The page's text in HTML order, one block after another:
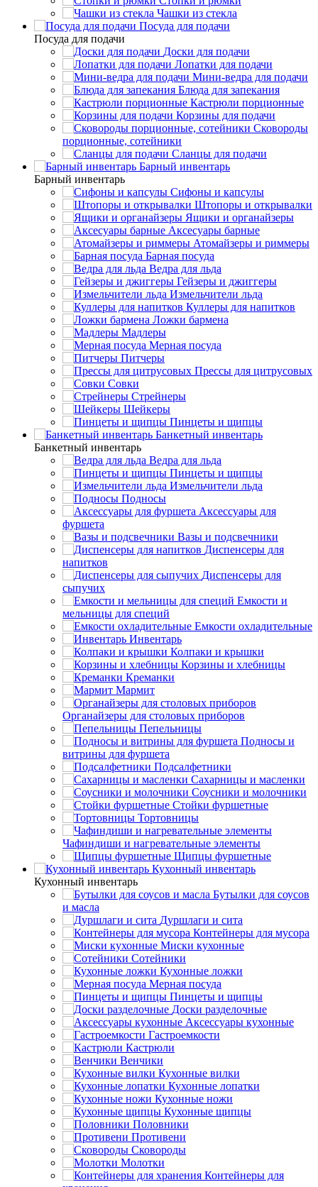
Чашки из стекла
Посуда для подачи
Посуда для подачи
Доски для подачи
Лопатки для подачи
Мини-ведра для подачи
Блюда для запекания
Кастрюли порционные
Корзины для подачи
Сковороды
порционные, сотейники
Сланцы для подачи
Барный инвентарь
Барный инвентарь
Сифоны и капсулы
Штопоры и открывалки
Ящики и органайзеры
Аксесуары барные
Атомайзеры и риммеры
Барная посуда
Ведра для льда
Гейзеры и джиггеры
Измельчители льда
Куллеры для напитков
Ложки бармена
Мадлеры
Мерная посуда
Питчеры
Прессы для цитрусовых
Совки
Стрейнеры
Шейкеры
Пинцеты и щипцы
Банкетный инвентарь
Банкетный инвентарь
Ведра для льда
Пинцеты и щипцы
Измельчители льда
Подносы
Аксессуары для
фуршета
Вазы и подсвечники
Диспенсеры для
напитков
Диспенсеры для
сыпучих
Емкости и
мельницы для специй
Емкости охладительные
Инвентарь
Колпаки и крышки
Корзины и хлебницы
Креманки
Мармит
Органайзеры для столовых приборов
Пепельницы
Подносы и
витрины для фуршета
Подсалфетники
Сахарницы и масленки
Соусники и молочники
Стойки фуршетные
Тортовницы
Чафиндиши и нагревательные элементы
Щипцы фуршетные
Кухонный инвентарь
Кухонный инвентарь
Бутылки для соусов
и масла
Дуршлаги и сита
Контейнеры для мусора
Миски кухонные
Сотейники
Кухонные ложки
Мерная посуда
Пинцеты и щипцы
Доски разделочные
Аксессуары кухонные
Гастроемкости
Кастрюли
Венчики
Кухонные вилки
Кухонные лопатки
Кухонные ножи
Кухонные щипцы
Половники
Противени
Сковороды
Молотки
Контейнеры для